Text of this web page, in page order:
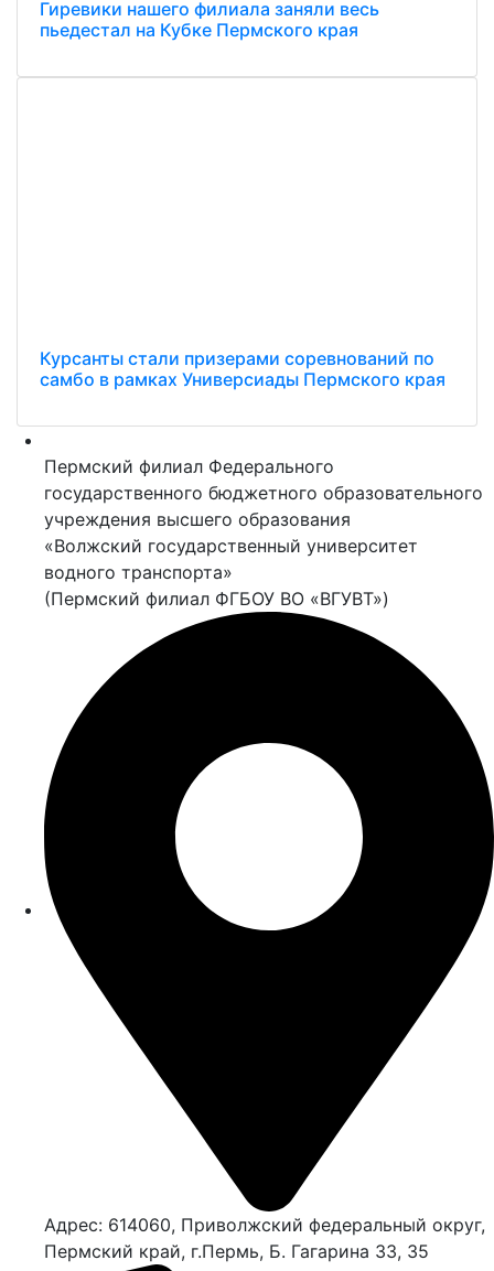
Гиревики нашего филиала заняли весь
пьедестал на Кубке Пермского края
Курсанты стали призерами соревнований по
самбо в рамках Универсиады Пермского края
Пермский филиал Федерального
государственного бюджетного образовательного
учреждения высшего образования
«Волжский государственный университет
водного транспорта»
(Пермский филиал ФГБОУ ВО «ВГУВТ»)
Адрес: 614060, Приволжский федеральный округ,
Пермский край, г.Пермь, Б. Гагарина 33, 35